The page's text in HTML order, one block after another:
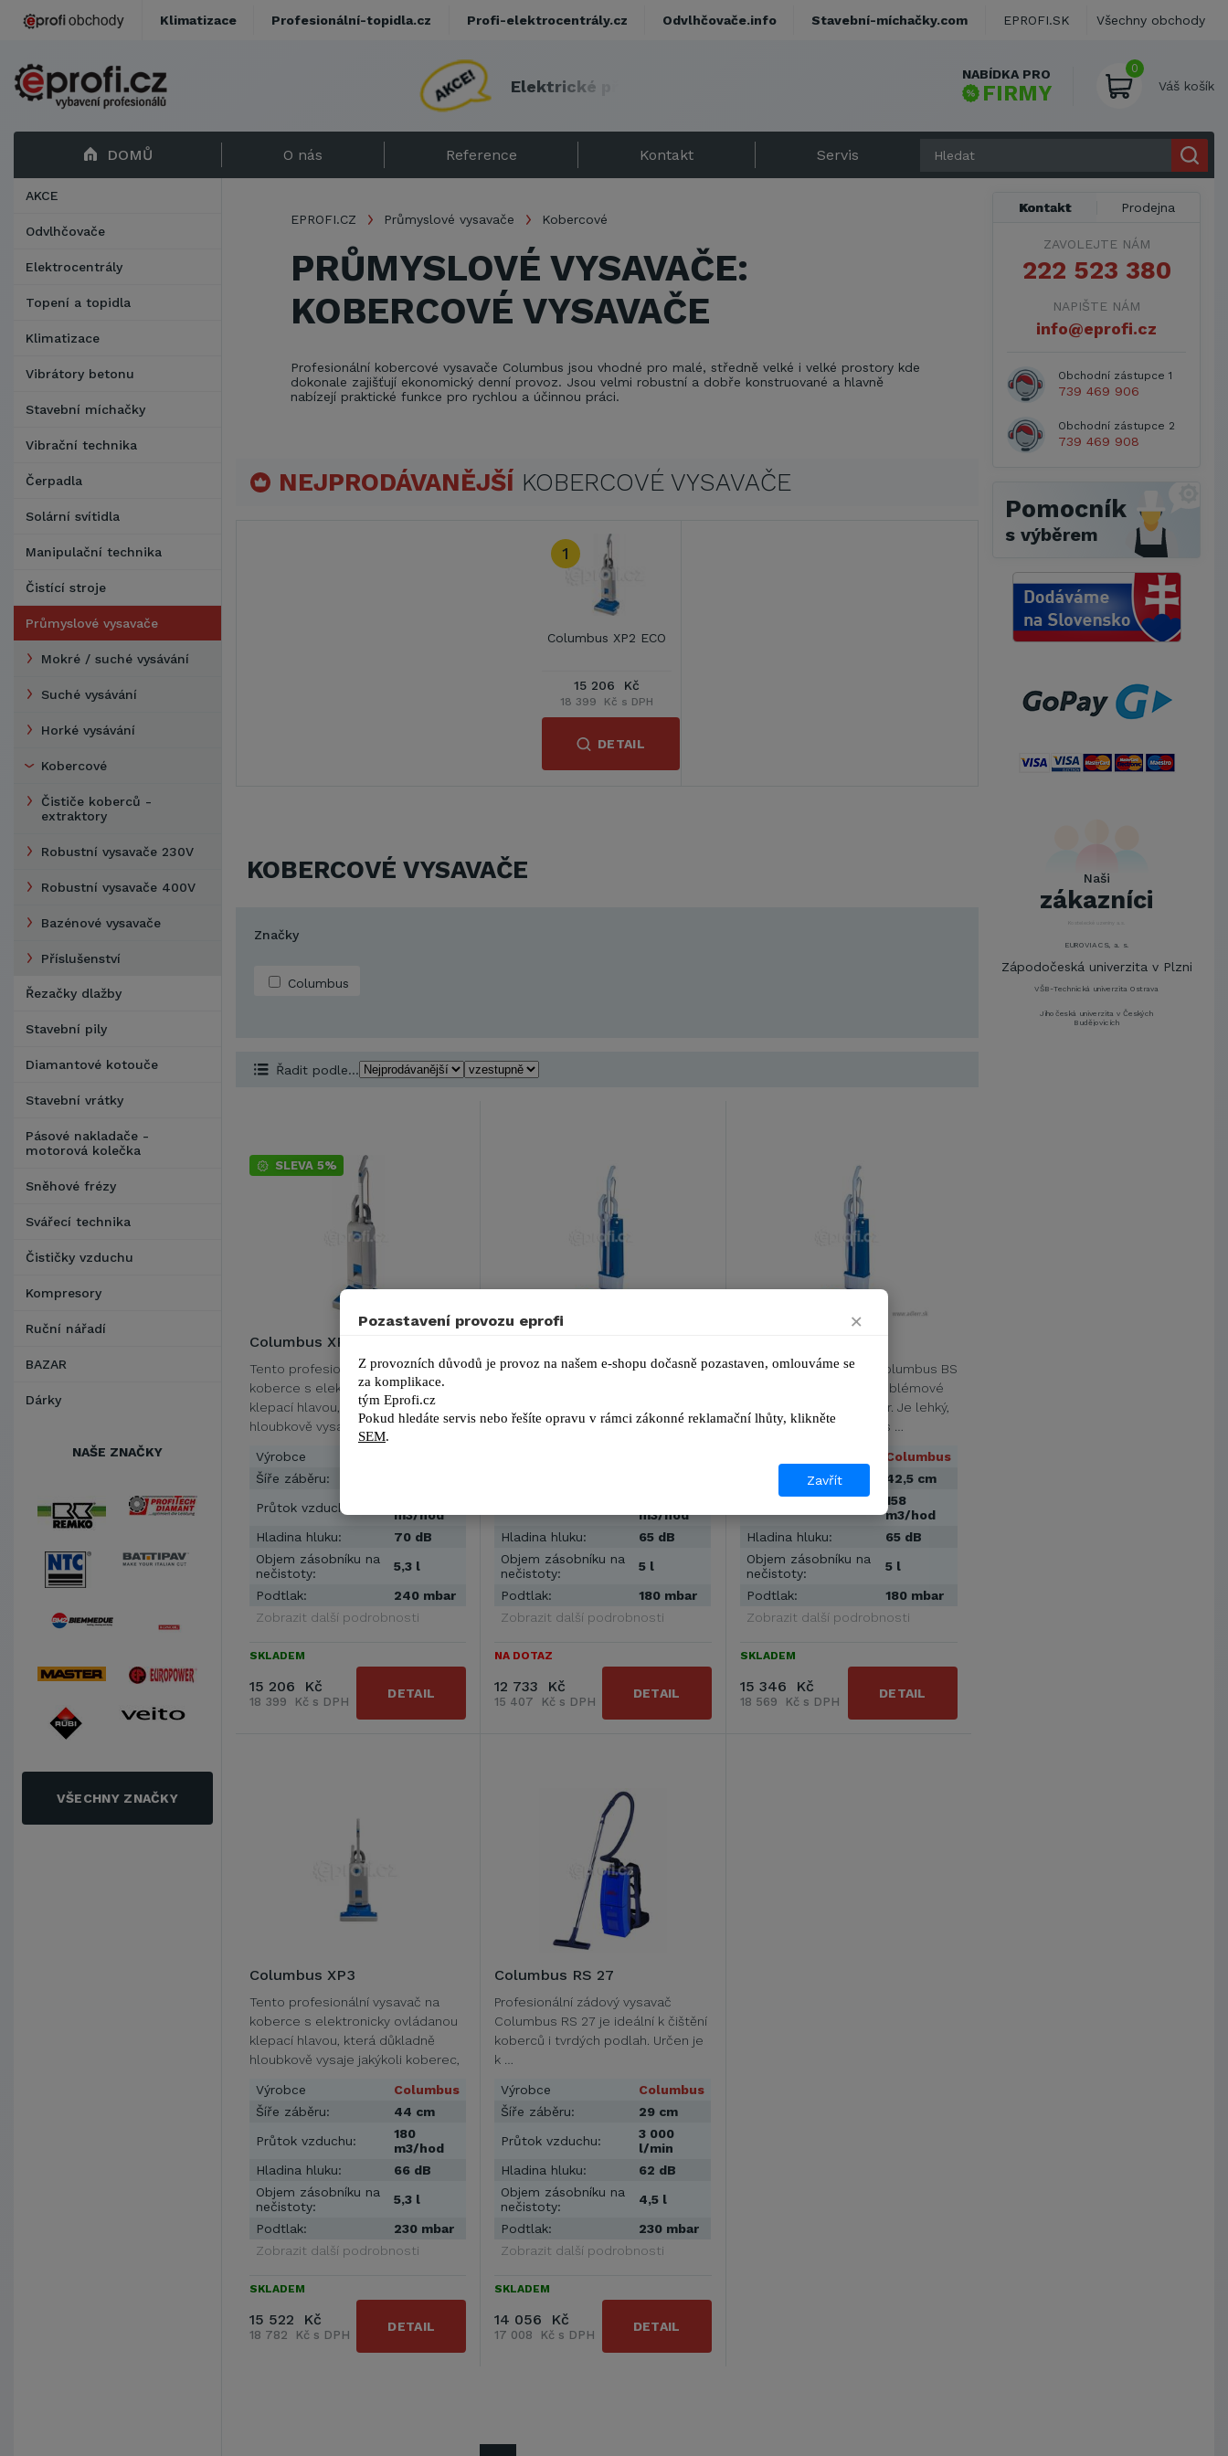
Elektrické
NABÍDKA PRO
FIRMY
0
Váš košík
DOMŮ O nás Reference Kontakt Servis
AKCE
Odvlhčovače
Elektrocentrály
Topení a topidla
Klimatizace
Vibrátory betonu
Stavební míchačky
Vibrační technika
Čerpadla
Solární svítidla
Manipulační technika
Čistící stroje
Průmyslové vysavače
Mokré / suché vysávání
Suché vysávání
Horké vysávání
Kobercové
Čističe koberců -
extraktory
Robustní vysavače 230V
Robustní vysavače 400V
Bazénové vysavače
Příslušenství
Řezačky dlažby
Stavební pily
Diamantové kotouče
Stavební vrátky
Pásové nakladače -
motorová kolečka
Sněhové frézy
Svářecí technika
Čističky vzduchu
Kompresory
Ruční nářadí
BAZAR
Dárky
NAŠE ZNAČKY
VŠECHNY ZNAČKY
EPROFI.CZ Průmyslové vysavače Kobercové
PRŮMYSLOVÉ VYSAVAČE:
KOBERCOVÉ VYSAVAČE
Profesionální kobercové vysavače Columbus jsou vhodné pro malé, středně velké i velké prostory kde
dokonale zajišťují ekonomický denní provoz. Jsou velmi robustní a dobře konstruované a hlavně
nabízejí praktické funkce pro rychlou a účinnou práci.
NEJPRODÁVANĚJŠÍ KOBERCOVÉ VYSAVAČE
1
Columbus XP2 ECO
15 206 Kč
18 399 Kč s DPH
DETAIL
KOBERCOVÉ VYSAVAČE
Značky
Columbus
Řadit podle...
SLEVA 5%
Columbus XP2 ECO
Tento profesionální vysavač na
koberce s elektronicky ovládanou
klepací hlavou, která důkladně
hloubkově vysaje jakýkoli koberec,
Výrobce
Šíře záběru:
Průtok vzduchu:
m3/hod
Hladina hluku:
70 dB
Objem zásobníku na
nečistoty:
5,3 l
Podtlak:
240 mbar
Zobrazit další podrobnosti
SKLADEM
15 206 Kč
18 399 Kč s DPH
DETAIL
Profesionální vysavač Columbus
prostor. Je lehký, víceúčelový
m3/hod
Hladina hluku:
65 dB
Objem zásobníku na
nečistoty:
5 l
Podtlak:
180 mbar
Zobrazit další podrobnosti
NA DOTAZ
12 733 Kč
15 407 Kč s DPH
DETAIL
Profesionální vysavač Columbus BS
460 je určen pro bezproblémové
čištění středních prostor. Je lehký,
víceúčelový vzpřímený, s …
Columbus
Šíře záběru:
42,5 cm
158
m3/hod
Hladina hluku:
65 dB
Objem zásobníku na
nečistoty:
5 l
Podtlak:
180 mbar
Zobrazit další podrobnosti
SKLADEM
15 346 Kč
18 569 Kč s DPH
DETAIL
Columbus XP3
Tento profesionální vysavač na
koberce s elektronicky ovládanou
klepací hlavou, která důkladně
hloubkově vysaje jakýkoli koberec,
Výrobce
Columbus
Šíře záběru:
44 cm
Průtok vzduchu:
180
m3/hod
Hladina hluku:
66 dB
Objem zásobníku na
nečistoty:
5,3 l
Podtlak:
230 mbar
Zobrazit další podrobnosti
SKLADEM
15 522 Kč
18 782 Kč s DPH
DETAIL
Columbus RS 27
Profesionální zádový vysavač
Columbus RS 27 je ideální k čištění
koberců i tvrdých podlah. Určen je
k …
Výrobce
Columbus
Šíře záběru:
29 cm
Průtok vzduchu:
3 000
l/min
Hladina hluku:
62 dB
Objem zásobníku na
nečistoty:
4,5 l
Podtlak:
230 mbar
Zobrazit další podrobnosti
SKLADEM
14 056 Kč
17 008 Kč s DPH
DETAIL
Kontakt Prodejna
ZAVOLEJTE NÁM
222 523 380
NAPIŠTE NÁM
info@eprofi.cz
Obchodní zástupce 1
739 469 906
Obchodní zástupce 2
739 469 908
Pomocník
s výběrem
Naši
zákazníci
Brně,Správa kolejí a menz
Arcibiskupství pražské
Kostelecké uzeniny a.s.
EUROVIA CS, a. s.
Zápodočeská univerzita v Plzni
VŠB-Technická univerzita Ostrava
Jihočeská univerzita v Českých
Budějovicích
Klimatizace Profesionální-topidla.cz Profi-elektrocentrály.cz Odvlhčovače.info Stavební-míchačky.com EPROFI.SK Všechny obchody
Pozastavení provozu eprofi ×
Z provozních důvodů je provoz na našem e-shopu dočasně pozastaven, omlouváme se
za komplikace.
tým Eprofi.cz
Pokud hledáte servis nebo řešíte opravu v rámci zákonné reklamační lhůty, kl
SEM.
Zavřít